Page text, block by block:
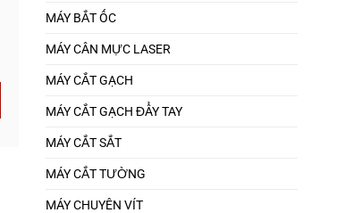
MÁY BẮT ỐC
MÁY CÂN MỰC LASER
MÁY CẮT GẠCH
MÁY CẮT GẠCH ĐẨY TAY
MÁY CẮT SẮT
MÁY CẮT TƯỜNG
MÁY CHUYÊN VÍT